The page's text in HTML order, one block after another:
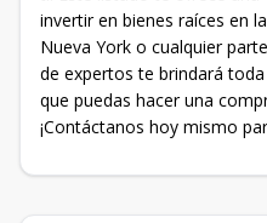
invertir en bienes raíces en
Nueva York o cualquier
de expertos te brindará
que puedas hacer una
¡Contáctanos hoy mismo